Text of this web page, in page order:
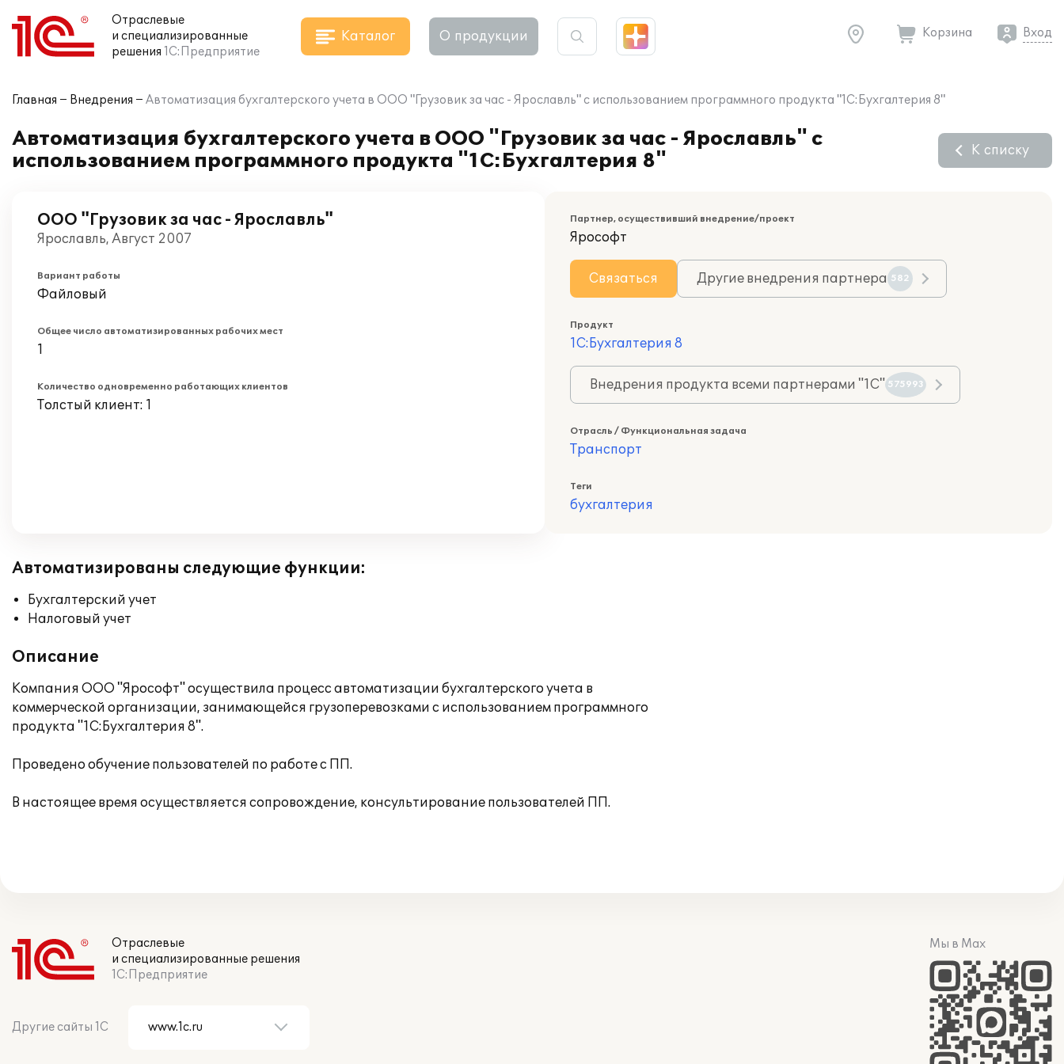
Отраслевые
и специализированные
решения 1С:Предприятие
Каталог О продукции Корзина Вход
Главная Внедрения Автоматизация бухгалтерского учета в ООО "Грузовик за час - Ярославль" с использованием программного продукта "1С:Бухгалтерия 8"
Автоматизация бухгалтерского учета в ООО "Грузовик за час - Ярославль" с
использованием программного продукта "1С:Бухгалтерия 8"
К списку
ООО "Грузовик за час - Ярославль"
Ярославль, Август 2007
Вариант работы
Файловый
Общее число автоматизированных рабочих мест
1
Количество одновременно работающих клиентов
Толстый клиент: 1
Партнер, осуществивший внедрение/проект
Ярософт
Связаться Другие внедрения партнера 582
Продукт
1С:Бухгалтерия 8
Внедрения продукта всеми партнерами "1С" 575993
Отрасль / Функциональная задача
Транспорт
Теги
бухгалтерия
Автоматизированы следующие функции:
Бухгалтерский учет
Налоговый учет
Описание
Компания ООО "Ярософт" осуществила процесс автоматизации бухгалтерского учета в
коммерческой организации, занимающейся грузоперевозками с использованием программного
продукта "1С:Бухгалтерия 8".
Проведено обучение пользователей по работе с ПП.
В настоящее время осуществляется сопровождение, консультирование пользователей ПП.
Отраслевые
и специализированные решения
1С:Предприятие
Другие сайты 1С
Мы в Max